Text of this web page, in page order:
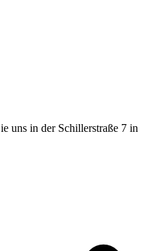
uns in der Schillerstraße 7 in